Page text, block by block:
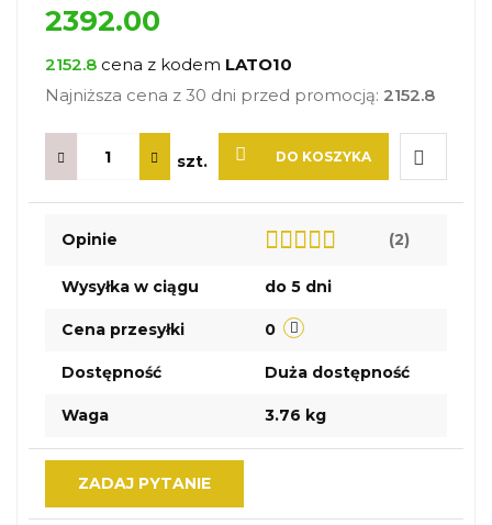
2392.00
2152.8 cena z kodem LATO10
Najniższa cena z 30 dni przed promocją: 2152.8
szt. DO KOSZYKA
Do
Opinie (2)
Wysyłka w ciągu do 5 dni
Cena przesyłki 0
Dostępność Duża dostępność
Waga 3.76 kg
ZADAJ PYTANIE